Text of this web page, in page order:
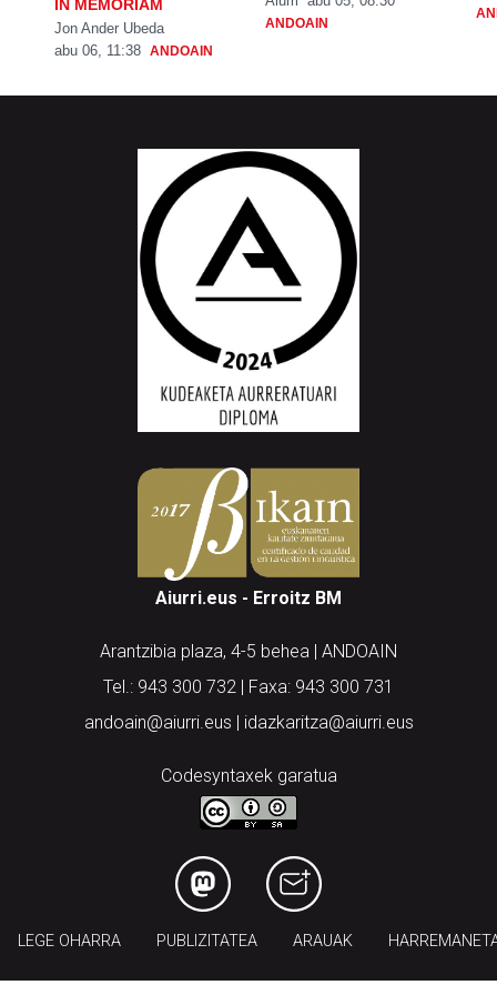
IN MEMORIAM
Jon Ander Ubeda
abu 06, 11:38 ANDOAIN
ANDOAIN
Aiurri.eus - Erroitz BM
Arantzibia plaza, 4-5 behea | ANDOAIN
Tel.: 943 300 732 | Faxa: 943 300 731
andoain@aiurri.eus | idazkaritza@aiurri.eus
Codesyntaxek garatua
LEGE OHARRA PUBLIZITATEA ARAUAK